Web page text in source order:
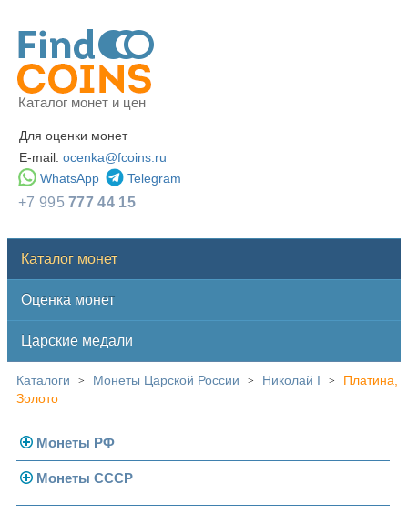
Каталог монет и цен
Для оценки монет
E-mail: ocenka@fcoins.ru
WhatsApp
Telegram
+7 995777 44 15
Каталог монет
Оценка монет
Царские медали
Каталоги > Монеты Царской России > Николай I >
Платина,
Золото
Монеты РФ
Современная Россия
Монеты СССР